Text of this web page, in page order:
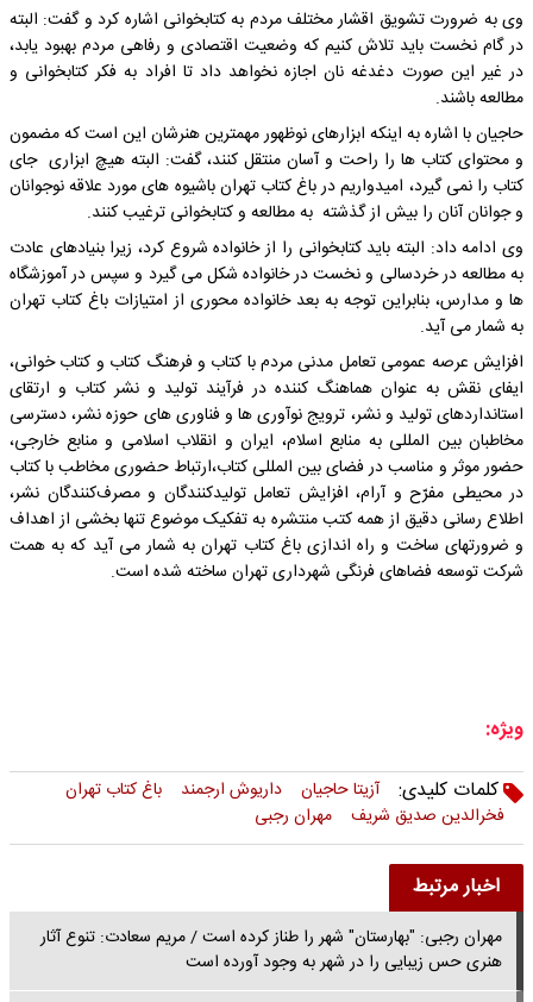
وی به ضرورت تشویق اقشار مختلف مردم به کتابخوانی اشاره کرد و گفت: البته
در گام نخست باید تلاش کنیم که وضعیت اقتصادی و رفاهی مردم بهبود یابد،
در غیر این صورت دغدغه نان اجازه نخواهد داد تا افراد به فکر کتابخوانی و
مطالعه باشند.
حاجیان با اشاره به اینکه ابزارهاى نوظهور مهمترین هنرشان این است که مضمون
و محتواى کتاب ها را راحت و آسان منتقل کنند، گفت: البته هیچ ابزاری جاى
کتاب را نمی گیرد، امیدواریم در باغ کتاب تهران باشیوه های مورد علاقه نوجوانان
و جوانان آنان را بیش از گذشته به مطالعه و کتابخوانی ترغیب کنند.
وی ادامه داد: البته باید کتابخوانی را از خانواده شروع کرد، زیرا بنیادهای عادت
به مطالعه در خردسالی و نخست در خانواده شکل می گیرد و سپس در آموزشگاه
ها و مدارس، بنابراین توجه به بعد خانواده محوری از امتیازات باغ کتاب تهران
به شمار می آید.
افزایش عرصه عمومی تعامل مدنی مردم با کتاب و فرهنگ کتاب و کتاب خوانی،
ایفای نقش به عنوان هماهنگ کننده در فرآیند تولید و نشر کتاب و ارتقای
استانداردهای تولید و نشر، ترویج نوآوری ها و فناوری های حوزه نشر، دسترسی
مخاطبان بین المللی به منابع اسلام، ایران و انقلاب اسلامی و منابع خارجی،
حضور موثر و مناسب در فضای بین المللی کتاب،ارتباط حضوری مخاطب با کتاب
در محیطی مفرّح و آرام، افزایش تعامل تولیدکنندگان و مصرف‌کنندگان نشر،
اطلاع رسانی دقیق از همه کتب منتشره به تفکیک موضوع تنها بخشی از اهداف
و ضرورتهای ساخت و راه اندازی باغ کتاب تهران به شمار می آید که به همت
شرکت توسعه فضاهای فرنگی شهرداری تهران ساخته شده است.
ویژه:
کلمات کلیدی:
آزیتا حاجیان داریوش ارجمند
باغ کتاب تهران
فخرالدین صدیق شریف
مهران رجبی
اخبار مرتبط
مهران رجبی: "بهارستان" شهر را طناز کرده است / مریم سعادت: تنوع آثار
هنری حس زیبایی را در شهر به وجود آورده است